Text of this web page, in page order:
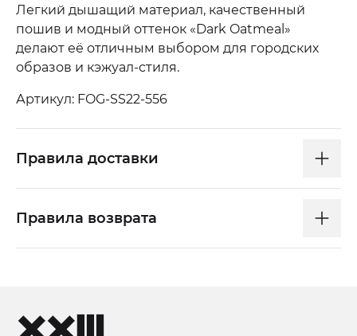
Легкий дышащий материал, качественный
пошив и модный оттенок «Dark Oatmeal»
делают её отличным выбором для городских
образов и кэжуал-стиля.
Артикул: FOG-SS22-556
Правила доставки
Правила возврата